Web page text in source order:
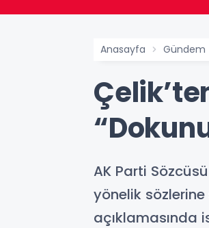
Anasayfa Gündem
AK Parti
yönelik sözlerine
açıklamasında